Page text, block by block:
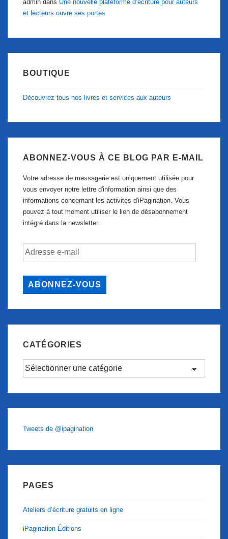
admin dans Une nouvelle plateforme d’écriture pour auteurs
et lecteurs ouvre ses portes
BOUTIQUE
Découvrez tous nos livres et services aux auteurs
ABONNEZ-VOUS À CE BLOG PAR E-MAIL
Votre adresse de messagerie est uniquement utilisée pour
vous envoyer notre lettre d'information ainsi que des
informations concernant les activités d'iPagination. Vous
pouvez à tout moment utiliser le lien de désabonnement
intégré dans la newsletter.
Adresse
ABONNEZ-VOUS
CATÉGORIES
Catégories
Tweets de @ipagination
PAGES
Ateliers d’écriture gratuits en ligne
iPagination Éditions